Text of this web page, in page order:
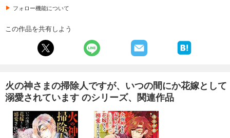
フォロー機能について
この作品を共有しよう
火の神さまの掃除人ですが、いつの間にか花嫁として
溺愛されています のシリーズ、関連作品